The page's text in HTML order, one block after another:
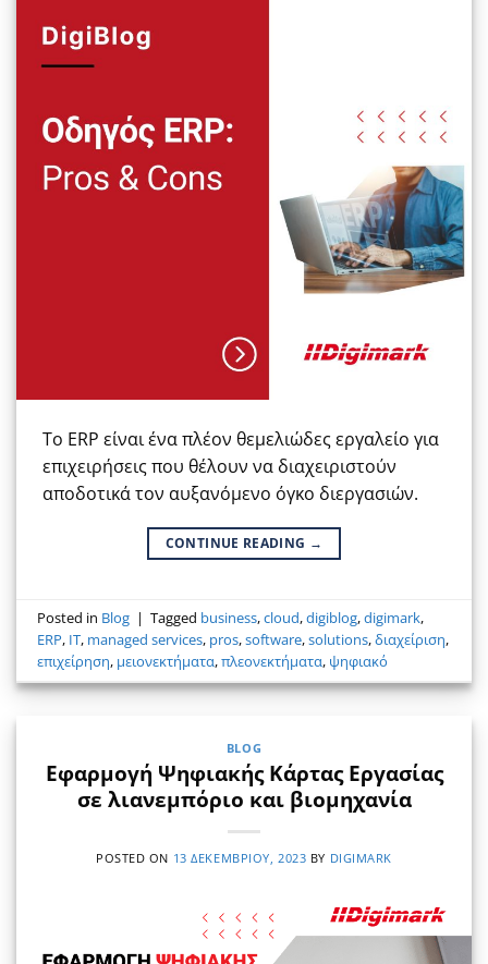
Το ERP είναι ένα πλέον θεμελιώδες εργαλείο για
επιχειρήσεις που θέλουν να διαχειριστούν
αποδοτικά τον αυξανόμενο όγκο διεργασιών.
CONTINUE READING →
Posted in Blog | Tagged business,cloud,digiblog,digimark,
ERP, IT, managed services, pros,software,solutions,διαχείριση,
επιχείρηση, μειονεκτήματα,πλεονεκτήματα, ψηφιακό
BLOG
Εφαρμογή Ψηφιακής Κάρτας Εργασίας
σε λιανεμπόριο και βιομηχανία
POSTED ON 13 ΔΕΚΕΜΒΡΊΟΥ, 2023 BY DIGIMARK